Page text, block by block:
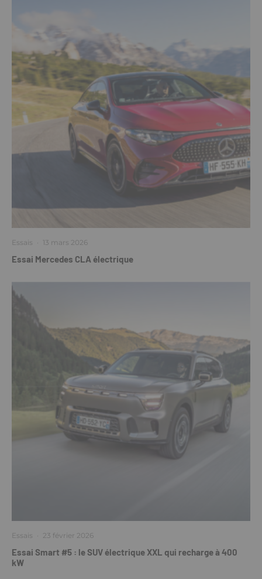
Essais · 13 mars 2026
Essai Mercedes CLA électrique
Essais · 23 février 2026
Essai Smart #5 : le SUV électrique XXL qui recharge à 400
kW